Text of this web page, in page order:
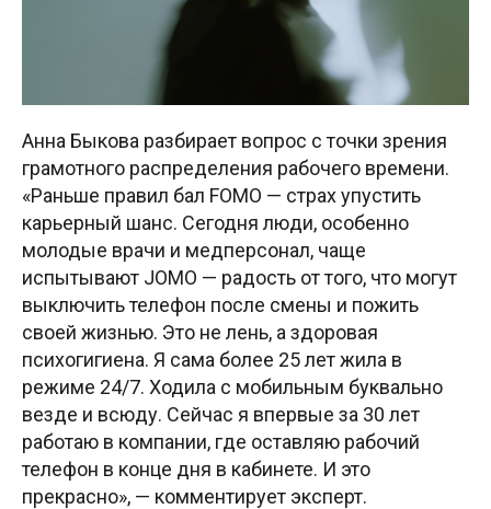
Анна Быкова разбирает вопрос с точки зрения
грамотного распределения рабочего времени.
«Раньше правил бал FOMO — страх упустить
карьерный шанс. Сегодня люди, особенно
молодые врачи и медперсонал, чаще
испытывают JOMO — радость от того, что могут
выключить телефон после смены и пожить
своей жизнью. Это не лень, а здоровая
психогигиена. Я сама более 25 лет жила в
режиме 24/7. Ходила с мобильным буквально
везде и всюду. Сейчас я впервые за 30 лет
работаю в компании, где оставляю рабочий
телефон в конце дня в кабинете. И это
прекрасно», — комментирует эксперт.